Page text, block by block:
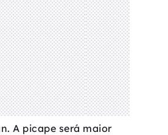
A picape será maior